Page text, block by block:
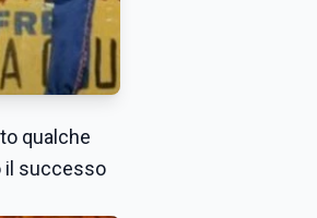
qualche
il successo